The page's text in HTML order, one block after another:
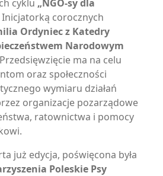
cyklu „NGO-sy dla
Inicjatorką corocznych
Ordyniec z Katedry
Narodowym
ma na celu
oraz społeczności
wymiaru działań
organizacje pozarządowe
ratownictwa i pomocy
już edycja, poświęcona była
Poleskie Psy